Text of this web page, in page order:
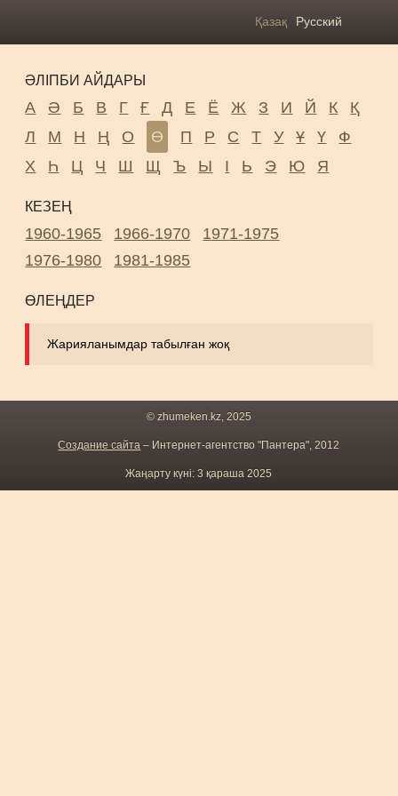
Қазақ Русский
ӘЛІПБИ АЙДАРЫ
А Ә Б В Г Ғ Д Е Ё Ж З И Й К
Қ
Л
М Н Ң О Ө П Р С Т У Ұ Ү
Ф
Х
Һ Ц Ч Ш Щ Ъ Ы І Ь Э Ю Я
КЕЗЕҢ
1960-1965 1966-1970
1971-1975
1976-1980
1981-1985
ӨЛЕҢДЕР
Жарияланымдар табылған жоқ
© zhumeken.kz, 2025
Создание сайта – Интернет-агентство "Пантера", 2012
Жаңарту күні: 3 қараша 2025